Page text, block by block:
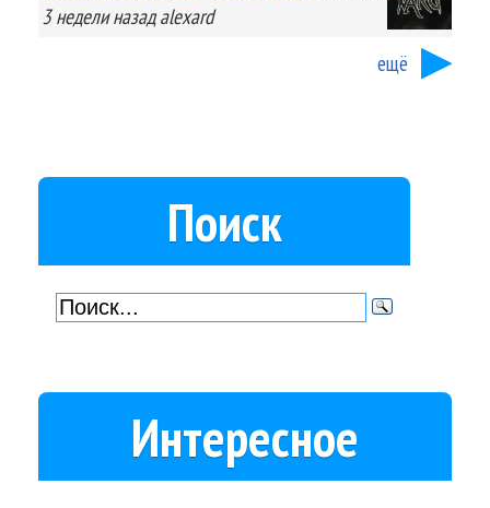
3 неделиназад alexard
ещё
Поиск
Интересное